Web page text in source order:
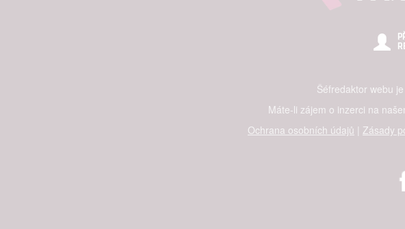
Šéfredaktor webu je
Máte-li zájem o inzerci na
Ochrana osobních údajů | Zásady